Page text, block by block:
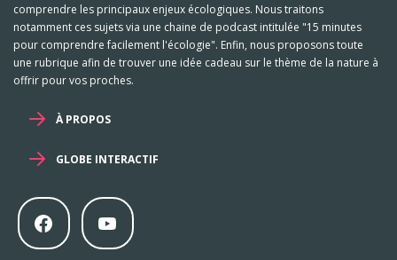
comprendre les principaux enjeux écologiques. Nous traitons
notamment ces sujets via une chaine de podcast intitulée "15 minutes
pour comprendre facilement l'écologie". Enfin, nous proposons toute
une rubrique afin de trouver une idée cadeau sur le thème de la nature à
offrir pour vos proches.
À PROPOS
GLOBE INTERACTIF